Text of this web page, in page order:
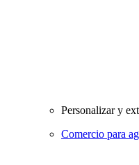
Personalizar y
Comercio para